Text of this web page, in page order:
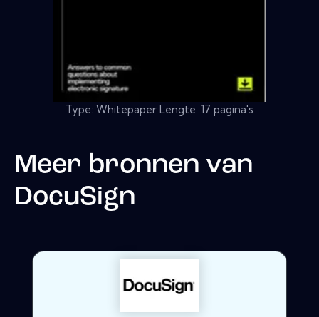
Type: Whitepaper Lengte: 17 pagina's
Meer bronnen van
DocuSign